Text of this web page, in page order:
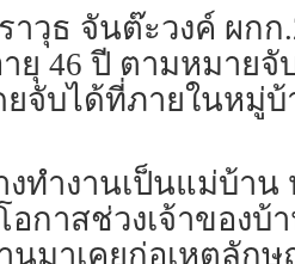
วุธ จันต๊ะวงค์ ผกก
46 ปี ตามหมายจั
ยจับได้ที่ภายในหมู่
ทำงานเป็นแม่บ้าน
กาสช่วงเจ้าของบ้
นมาเคยก่อเหตุลัก